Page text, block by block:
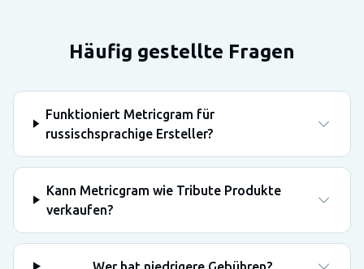
Häufig gestellte Fragen
Funktioniert Metricgram für
russischsprachige Ersteller?
Kann Metricgram wie Tribute Produkte
verkaufen?